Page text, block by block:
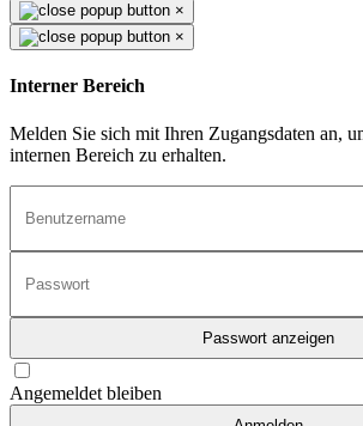
×
×
Interner Bereich
Melden Sie sich mit Ihren Zugangsdaten an,
internen Bereich zu erhalten.
Passwort anzeigen
Angemeldet bleiben